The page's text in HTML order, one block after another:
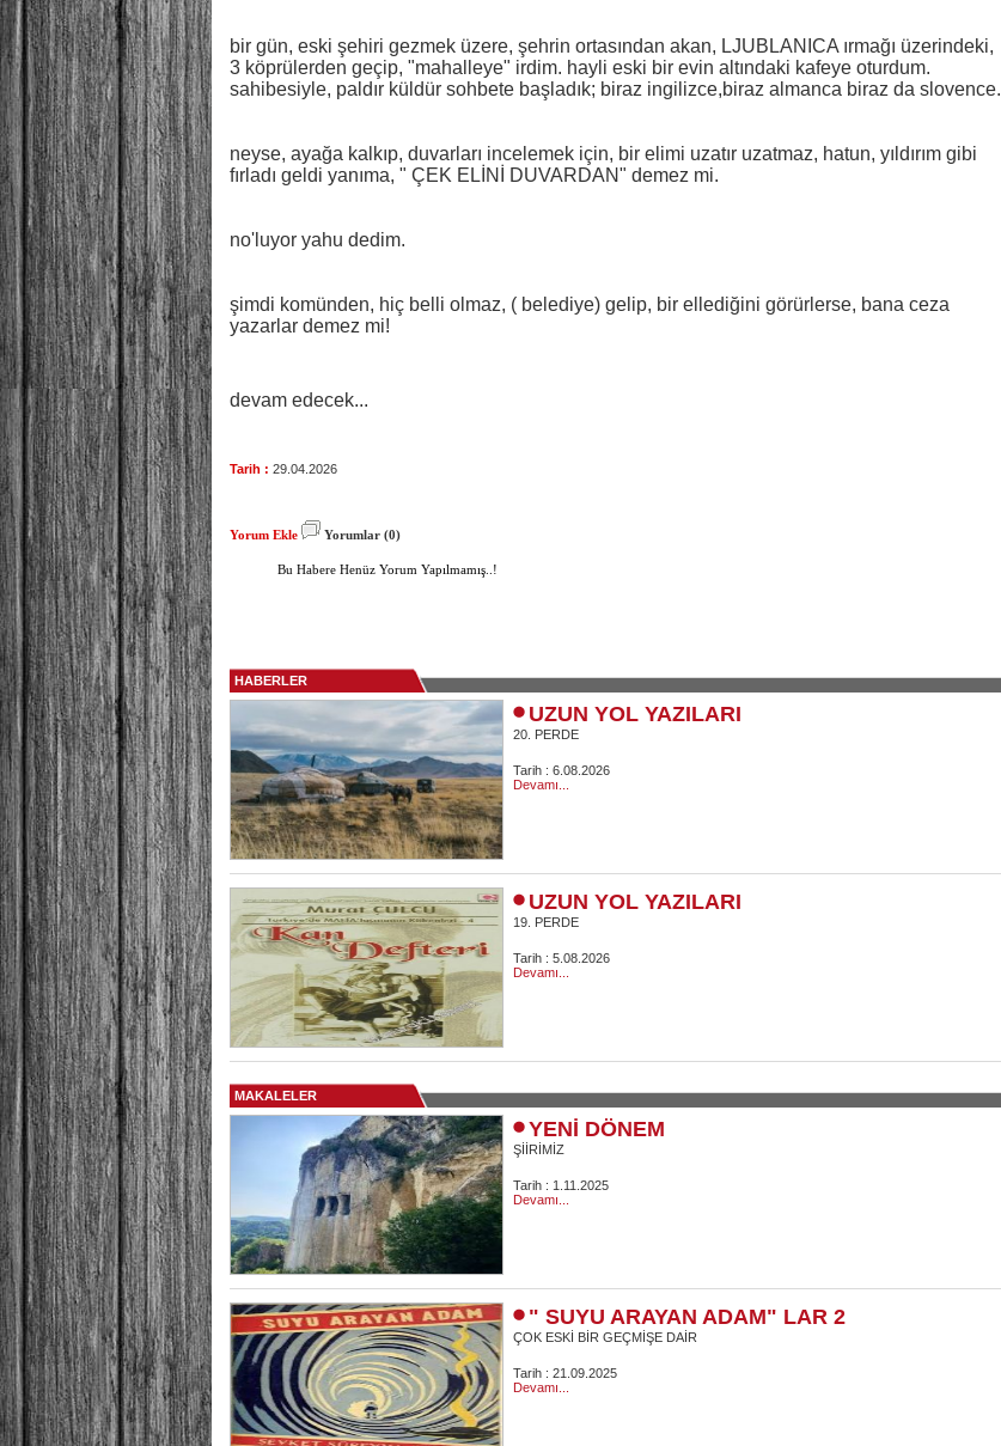
bir gün, eski şehiri gezmek üzere, şehrin ortasından akan, LJUBLANICA ırmağı üzerindeki,
3 köprülerden geçip, "mahalleye" irdim. hayli eski bir evin altındaki kafeye oturdum.
sahibesiyle, paldır küldür sohbete başladık; biraz ingilizce,biraz almanca biraz da slovence.
neyse, ayağa kalkıp, duvarları incelemek için, bir elimi uzatır uzatmaz, hatun, yıldırım gibi
fırladı geldi yanıma, " ÇEK ELİNİ DUVARDAN" demez mi.
no'luyor yahu dedim.
şimdi komünden, hiç belli olmaz, ( belediye) gelip, bir ellediğini görürlerse, bana ceza
yazarlar demez mi!
devam edecek...
Tarih : 29.04.2026
Yorum Ekle Yorumlar (0)
Bu Habere Henüz Yorum Yapılmamış..!
HABERLER
UZUN YOL YAZILARI
20. PERDE
Tarih : 6.08.2026
Devamı...
UZUN YOL YAZILARI
19. PERDE
Tarih : 5.08.2026
Devamı...
MAKALELER
YENİ DÖNEM
ŞİİRİMİZ
Tarih : 1.11.2025
Devamı...
" SUYU ARAYAN ADAM" LAR 2
ÇOK ESKİ BİR GEÇMİŞE DAİR
Tarih : 21.09.2025
Devamı...